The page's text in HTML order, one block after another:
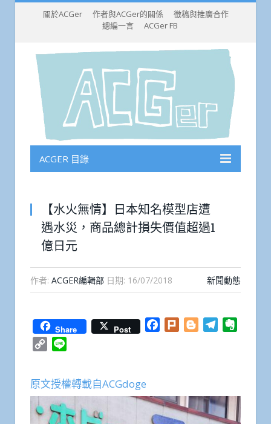
關於ACGer 作者與ACGer的關係
徵稿與推廣合作
總編一言
ACGer FB
ACGER 目錄
【水火無情】日本知名模型店遭
遇水災，商品總計損失價值超過1
億日元
作者: ACGER編輯部 日期: 16/07/2018 新聞動態
Share Post Facebook
Plurk BloggerTelegram
Copy
原文授權轉載自ACGdoge